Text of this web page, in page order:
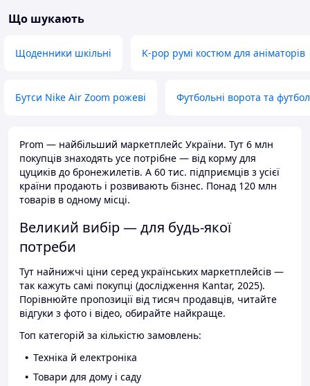
Що шукають
Щоденники шкільні K-pop румі костюм для аніматорів
Бутси Nike Air Zoom рожеві Футбольні ворота та
Prom — найбільший маркетплейс України. Тут 6 млн
покупців знаходять усе потрібне — від корму для
цуциків до бронежилетів. А 60 тис. підприємців з усієї
країни продають і розвивають бізнес. Понад 120 млн
товарів в одному місці.
Великий вибір — для будь-якої
потреби
Тут найнижчі ціни серед українських маркетплейсів —
так кажуть самі покупці (дослідження Kantar, 2025).
Порівнюйте пропозиції від тисяч продавців, читайте
відгуки з фото і відео, обирайте найкраще.
Топ категорій за кількістю замовлень:
Техніка й електроніка
Товари для дому і саду